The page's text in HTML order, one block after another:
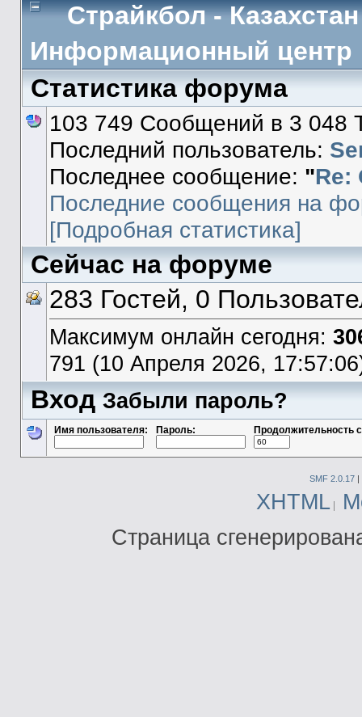
Страйкбол -
Информационный центр
Статистика форума
103 749 Сообщений в 3 048
Последний пользователь:
Последнее сообщение: "
Последние сообщения на
[Подробная статистика]
Сейчас на форуме
283 Гостей, 0
Максимум онлайн сегодня:
791 (10 Апреля 2026,
ВходЗабыли пароль?
Имя пользователя: Пароль: Продолжительность
SMF 2.0.17 |
XHTML
Страница